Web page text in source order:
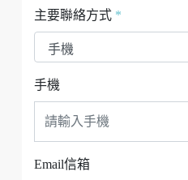
主要聯絡方式 *
手機
Email信箱